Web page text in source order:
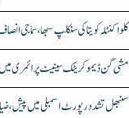
کلواکنٹلہ کویتا کی سنکلپ سبھا، سماجی
مشی گن ڈیموکریٹک سینیٹ پرائمری میں
سنبھل تشدد رپورٹ اسمبلی میں پیش،